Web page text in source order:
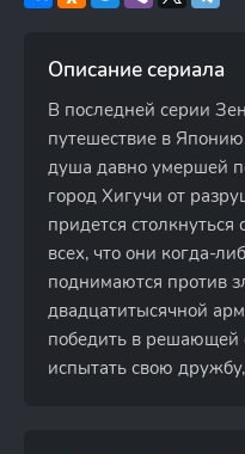
Описание сериала
В последней серии
путешествие в
душа давно умершей
город Хигучи от
придется
всех, что они когда-
поднимаются против
двадцатитысячной
победить в решающей
испытать свою